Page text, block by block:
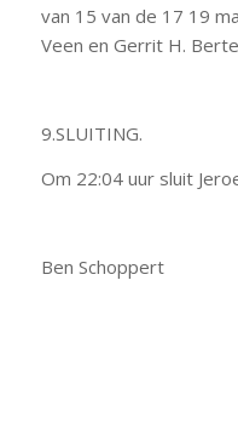
van 15 van de 17 19
Veen en Gerrit H.
9.SLUITING.
Om 22:04 uur sluit
Ben Schoppert